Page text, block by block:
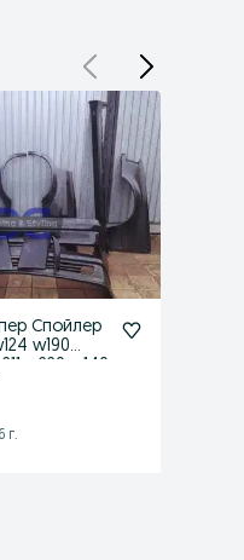
Спойлер
w190
w220 w140
г.